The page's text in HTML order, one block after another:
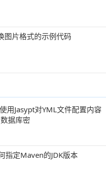
图片格式的示例代码
用Jasypt对YML文件配置内容
据库密
指定Maven的JDK版本